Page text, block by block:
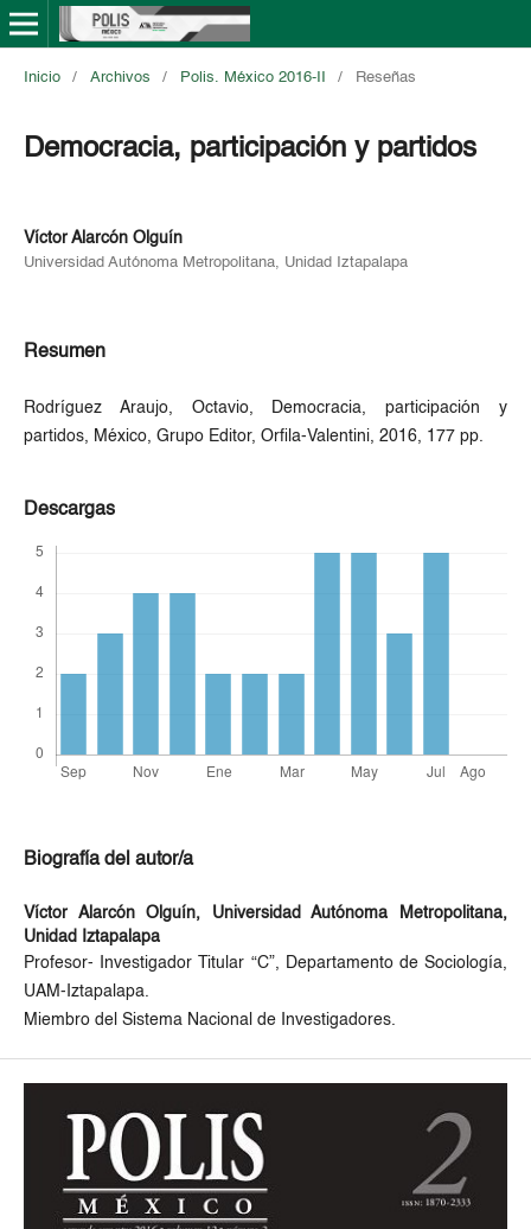
Inicio / Archivos / Polis. México 2016-II / Reseñas
Democracia, participación y partidos
Víctor Alarcón Olguín
Universidad Autónoma Metropolitana, Unidad Iztapalapa
Resumen
Rodríguez Araujo, Octavio, Democracia, participación y
partidos, México, Grupo Editor, Orfila-Valentini, 2016, 177 pp.
Descargas
Biografía del autor/a
Víctor Alarcón Olguín, Universidad Autónoma Metropolitana,
Unidad Iztapalapa
Profesor- Investigador Titular “C”, Departamento de Sociología,
UAM-Iztapalapa.
Miembro del Sistema Nacional de Investigadores.